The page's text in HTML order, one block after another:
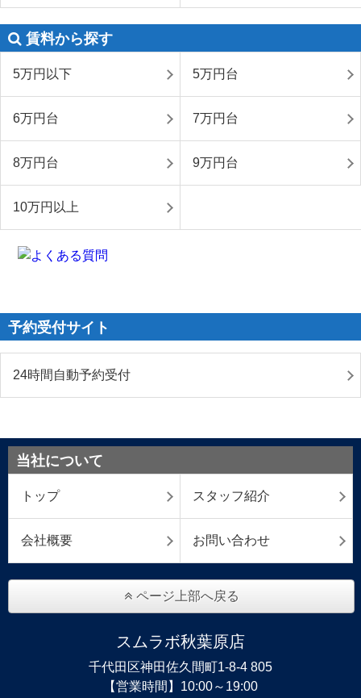
賃料から探す
5万円以下 5万円台
6万円台 7万円台
8万円台 9万円台
10万円以上
予約受付サイト
24時間自動予約受付
当社について
トップ スタッフ紹介
会社概要 お問い合わせ
ページ上部へ戻る
スムラボ秋葉原店
千代田区神田佐久間町1-8-4 805
【営業時間】10:00～19:00